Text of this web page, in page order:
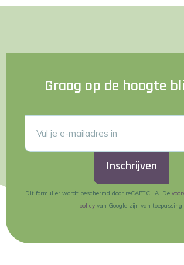
Graag op de hoogte
Inschrijven
Dit formulier wordt beschermd door reCAPTCHA. De
policyvan Google zijn van toepassing.